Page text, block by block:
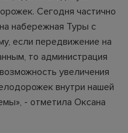
Сегодня частично
набережная Туры с
если передвижение на
то администрация
увеличения
внутри нашей
- отметила Оксана